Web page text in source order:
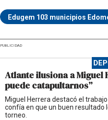
Edugem 103 municipios
PUBLICIDAD
Atlante ilusiona a Miguel
puede catapultarnos”
Miguel Herrera destacó el
confía en que un buen resultado
torneo.